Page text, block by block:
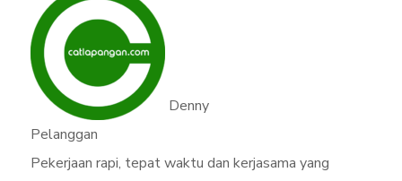
Denny
Pelanggan
Pekerjaan rapi, tepat waktu dan kerjasama yang